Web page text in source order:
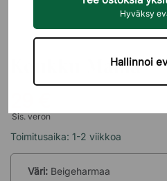
Hyväksy
Hallinnoi
ESSEM DESIGN
Koukku Mama
Sis. veron
Toimitusaika: 1-2 viikkoa
Väri: Beigeharmaa